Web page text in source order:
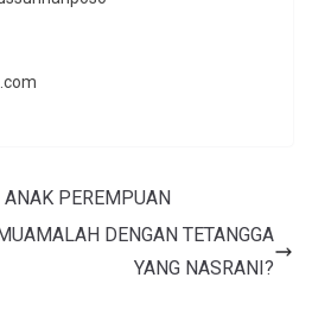
PEREMPUAN
DENGAN TETANGGA
YANG NASRANI?